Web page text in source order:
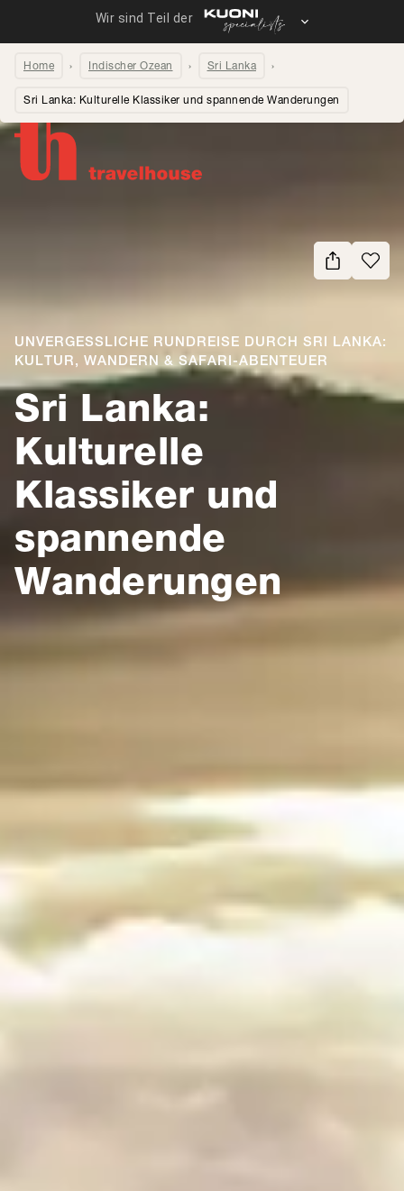
Home Indischer Ozean Sri Lanka
Sri Lanka: Kulturelle Klassiker und spannende Wanderungen
Sri Lanka:
Kulturelle
Klassiker und
spannende
Wanderungen
UNVERGESSLICHE RUNDREISE DURCH SRI LANKA:
KULTUR, WANDERN & SAFARI-ABENTEUER